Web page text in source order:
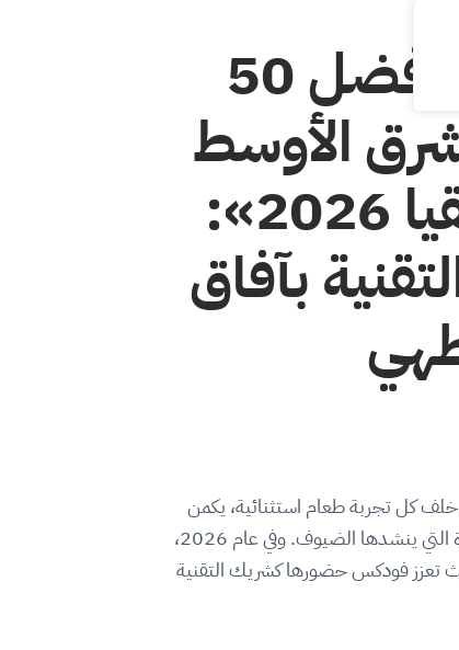
فودكس في «أفضل 50
الأوسط
وشمال أفريقيا 2026»:
بآفاق
خلف كل تجربة طعام استثنائية، يكمن
“محرك صامت” يعمل بدقة وراء الكواليس؛ هي تلك الأنظمة التي تضمن سلاسة العمليات، وتناغم الفرق، واستدامة الجودة التي ينشدها الضيوف. وفي عام 2026،
الواجهة، حيث تعزز فودكس حضورها كشريك التقنية